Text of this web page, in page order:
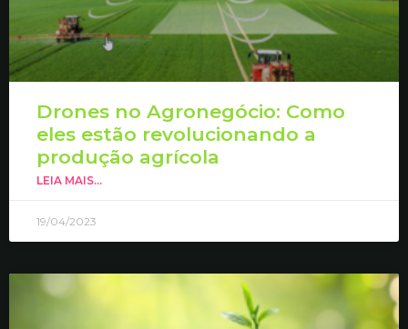
Drones no Agronegócio: Como
eles estão revolucionando a
produção agrícola
LEIA MAIS...
19/04/2023